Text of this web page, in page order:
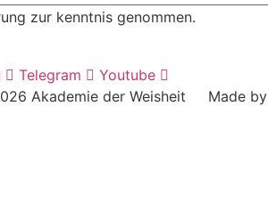
zur kenntnis genommen.
Telegram
Youtube
Akademie der Weisheit Made by